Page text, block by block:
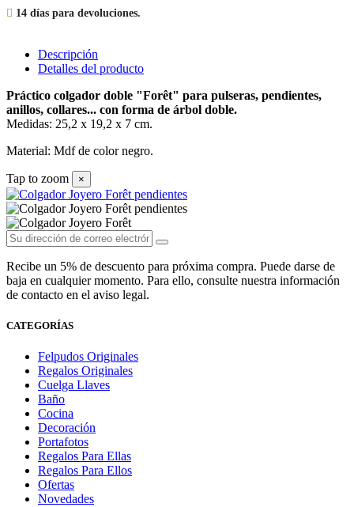
 14 días para devoluciones.
Descripción
Detalles del producto
Práctico colgador doble "Forêt" para pulseras, pendientes,
anillos, collares... con forma de árbol doble.
Medidas: 25,2 x 19,2 x 7 cm.
Material: Mdf de color negro.
Tap to zoom ×
Recibe un 5% de descuento para próxima compra. Puede darse de
baja en cualquier momento. Para ello, consulte nuestra información
de contacto en el aviso legal.
CATEGORÍAS
Felpudos Originales
Regalos Originales
Cuelga Llaves
Baño
Cocina
Decoración
Portafotos
Regalos Para Ellas
Regalos Para Ellos
Ofertas
Novedades